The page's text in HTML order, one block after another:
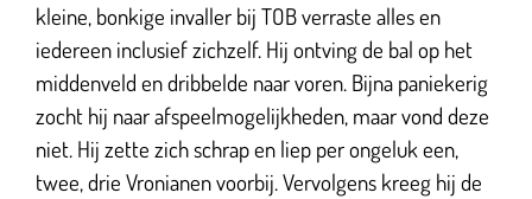
kleine, bonkige invaller bij TOB verraste alles en
iedereen inclusief zichzelf. Hij ontving de bal op het
middenveld en dribbelde naar voren. Bijna paniekerig
zocht hij naar afspeelmogelijkheden, maar vond deze
niet. Hij zette zich schrap en liep per ongeluk een,
twee, drie Vronianen voorbij. Vervolgens kreeg hij de